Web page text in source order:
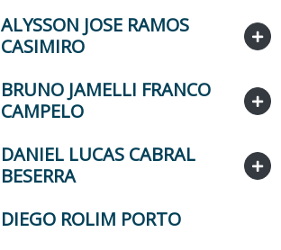
ALYSSON JOSE RAMOS
CASIMIRO
BRUNO JAMELLI FRANCO
CAMPELO
DANIEL LUCAS CABRAL
BESERRA
DIEGO ROLIM PORTO